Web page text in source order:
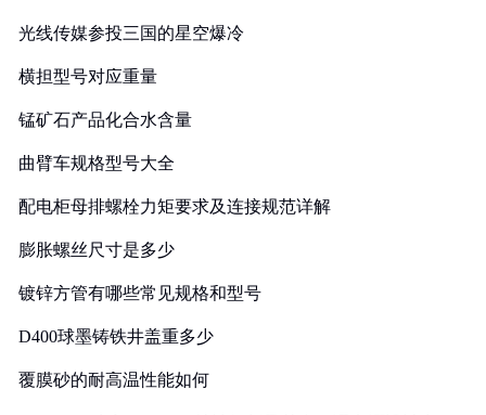
光线传媒参投三国的星空爆冷
横担型号对应重量
锰矿石产品化合水含量
曲臂车规格型号大全
配电柜母排螺栓力矩要求及连接规范详解
膨胀螺丝尺寸是多少
镀锌方管有哪些常见规格和型号
D400球墨铸铁井盖重多少
覆膜砂的耐高温性能如何